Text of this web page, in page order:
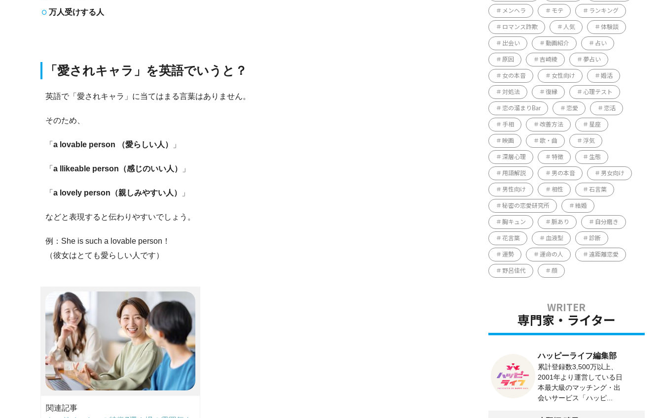
万人受けする人
「愛されキャラ」を英語でいうと？
英語で「愛されキャラ」に当てはまる言葉はありません。
そのため、
「 a lovable person （愛らしい人） 」
「 a llikeable person（感じのいい人） 」
「 a lovely person（親しみやすい人） 」
などと表現すると伝わりやすいでしょう。
例：She is such a lovable person！
（彼女はとても愛らしい人です）
関連記事
メンヘラ モテ ランキング
ロマンス詐欺 人気 体験談
出会い 動画紹介 占い
原因 吉崎綾 夢占い
女の本音 女性向け 婚活
対処法 復縁 心理テスト
恋の溜まりBar 恋愛 恋活
手相 改善方法 星座
映画 歌・曲 浮気
深層心理 特徴 生態
用語解説 男の本音 男女向け
男性向け 相性 石言葉
秘密の恋愛研究所 結婚
胸キュン 脈あり 自分磨き
花言葉 血液型 診断
運勢 運命の人 遠距離恋愛
野呂佳代 顔
専門家・ライター
ハッピーライフ編集部
累計登録数3,500万以上、
2001年より運営している日
本最大級のマッチング・出
会いサービス「ハッピ...